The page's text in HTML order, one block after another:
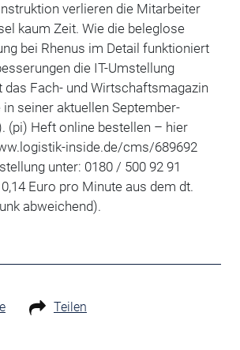
verlieren die Mitarbeiter
kaum Zeit. Wie die beleglose
bei Rhenus im Detail funktioniert
die IT-Umstellung
das Fach- und Wirtschaftsmagazin
seiner aktuellen September-
(pi) Heft online bestellen – hier
inside.de/cms/689692
unter: 0180 / 500 92 91
Euro pro Minute aus dem dt.
abweichend).
Teilen